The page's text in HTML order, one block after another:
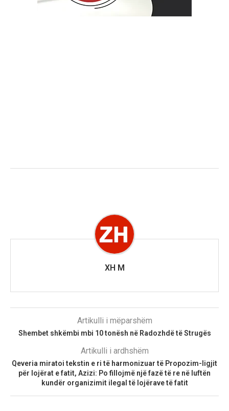
XH M
Artikulli i mëparshëm
Shembet shkëmbi mbi 10 tonësh në Radozhdë të Strugës
Artikulli i ardhshëm
Qeveria miratoi tekstin e ri të harmonizuar të Propozim-ligjit
për lojërat e fatit, Azizi: Po fillojmë një fazë të re në luftën
kundër organizimit ilegal të lojërave të fatit